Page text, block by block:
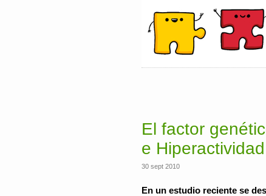
El factor
e Hiperactividad
30 sept 2010
En un estudio reciente se